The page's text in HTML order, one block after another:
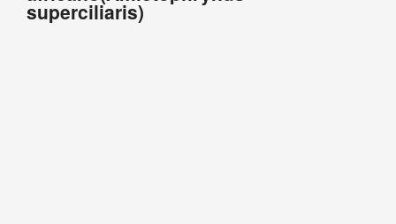
superciliaris)